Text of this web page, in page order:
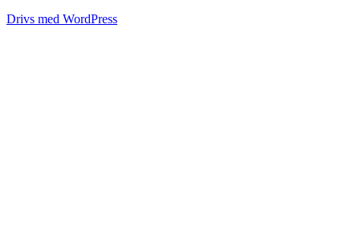
Drivs med WordPress